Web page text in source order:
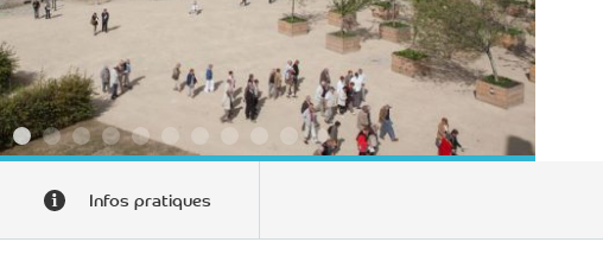
Infos pratiques